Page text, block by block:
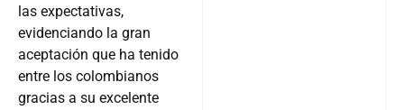
las expectativas,
evidenciando la gran
aceptación que ha tenido
entre los colombianos
gracias a su excelente